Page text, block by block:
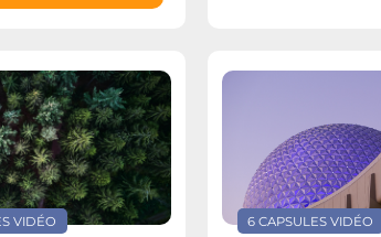
VIDÉO 6 CAPSULES VIDÉO